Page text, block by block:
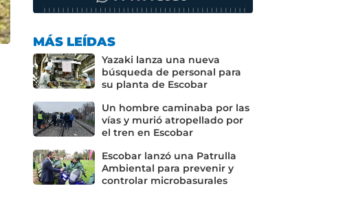
MÁS LEÍDAS
Yazaki lanza una nueva
búsqueda de personal para
su planta de Escobar
Un hombre caminaba por las
vías y murió atropellado por
el tren en Escobar
Escobar lanzó una Patrulla
Ambiental para prevenir y
controlar microbasurales